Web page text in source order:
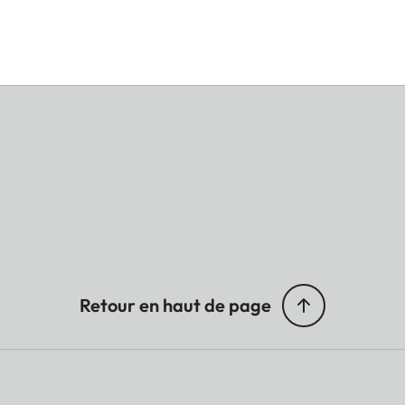
Retour en haut de page